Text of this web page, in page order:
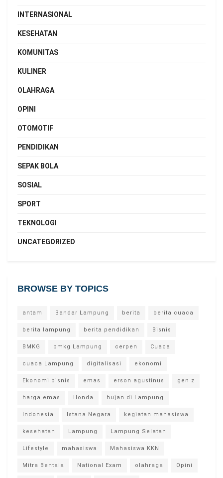
INTERNASIONAL
KESEHATAN
KOMUNITAS
KULINER
OLAHRAGA
OPINI
OTOMOTIF
PENDIDIKAN
SEPAK BOLA
SOSIAL
SPORT
TEKNOLOGI
UNCATEGORIZED
BROWSE BY TOPICS
antam Bandar Lampung berita berita cuaca
berita lampung berita pendidikan Bisnis
BMKG bmkg Lampung cerpen Cuaca
cuaca Lampung digitalisasi ekonomi
Ekonomi bisnis emas erson agustinus gen z
harga emas Honda hujan di Lampung
Indonesia Istana Negara kegiatan mahasiswa
kesehatan Lampung Lampung Selatan
Lifestyle mahasiswa Mahasiswa KKN
Mitra Bentala National Exam olahraga Opini